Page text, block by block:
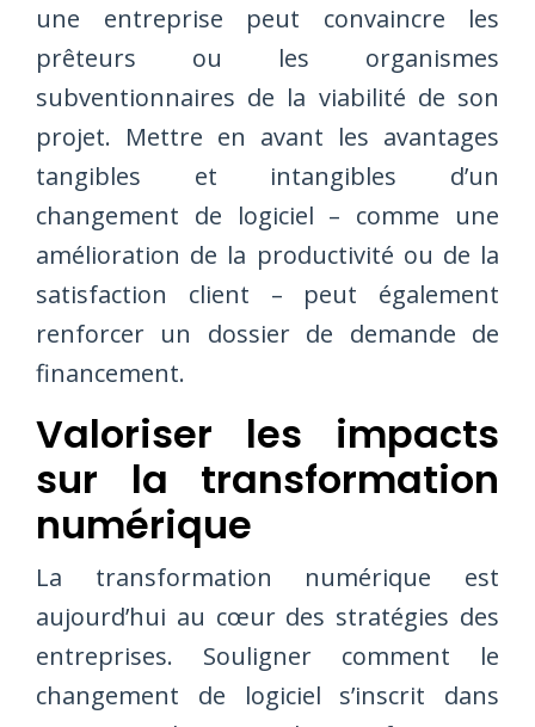
une entreprise peut convaincre les
prêteurs ou les organismes
subventionnaires de la viabilité de son
projet. Mettre en avant les avantages
tangibles et intangibles d’un
changement de logiciel – comme une
amélioration de la productivité ou de la
satisfaction client – peut également
renforcer un dossier de demande de
financement.
Valoriser les impacts
sur la transformation
numérique
La transformation numérique est
aujourd’hui au cœur des stratégies des
entreprises. Souligner comment le
changement de logiciel s’inscrit dans